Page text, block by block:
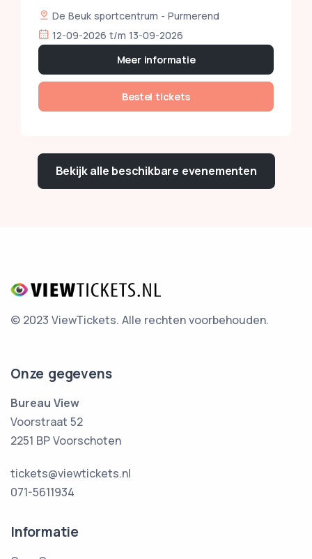
De Beuk sportcentrum - Purmerend
12-09-2026 t/m 13-09-2026
Meer informatie
Bestel tickets
Bekijk alle beschikbare evenementen
© 2023 ViewTickets. Alle rechten voorbehouden.
Onze gegevens
Bureau View
Voorstraat 52
2251 BP Voorschoten
tickets@viewtickets.nl
071-5611934
Informatie